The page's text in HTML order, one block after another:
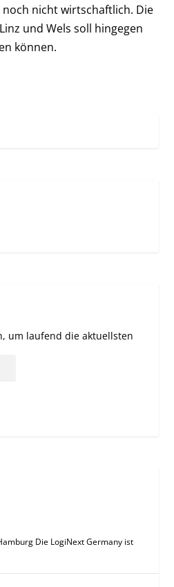
nicht wirtschaftlich. Die
und Wels soll hingegen
können.
um laufend die aktuellsten
Die LogiNext Germany ist